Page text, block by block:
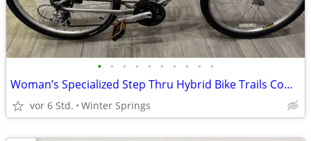
• • • • • • • • • •
Woman’s Specialized Step Thru Hybrid Bike Trails Commuter Fun Tuned Re
vor 6 Std. Winter Springs